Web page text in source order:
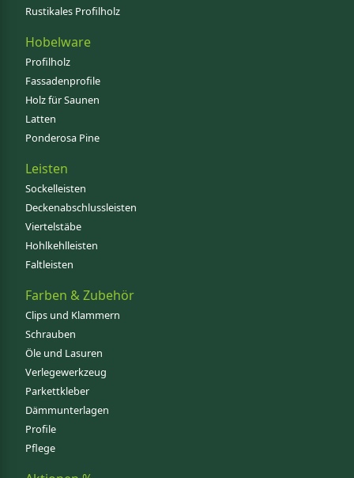
Rustikales Profilholz
Hobelware
Profilholz
Fassadenprofile
Holz für Saunen
Latten
Ponderosa Pine
Leisten
Sockelleisten
Deckenabschlussleisten
Viertelstäbe
Hohlkehlleisten
Faltleisten
Farben & Zubehör
Clips und Klammern
Schrauben
Öle und Lasuren
Verlegewerkzeug
Parkettkleber
Dämmunterlagen
Profile
Pflege